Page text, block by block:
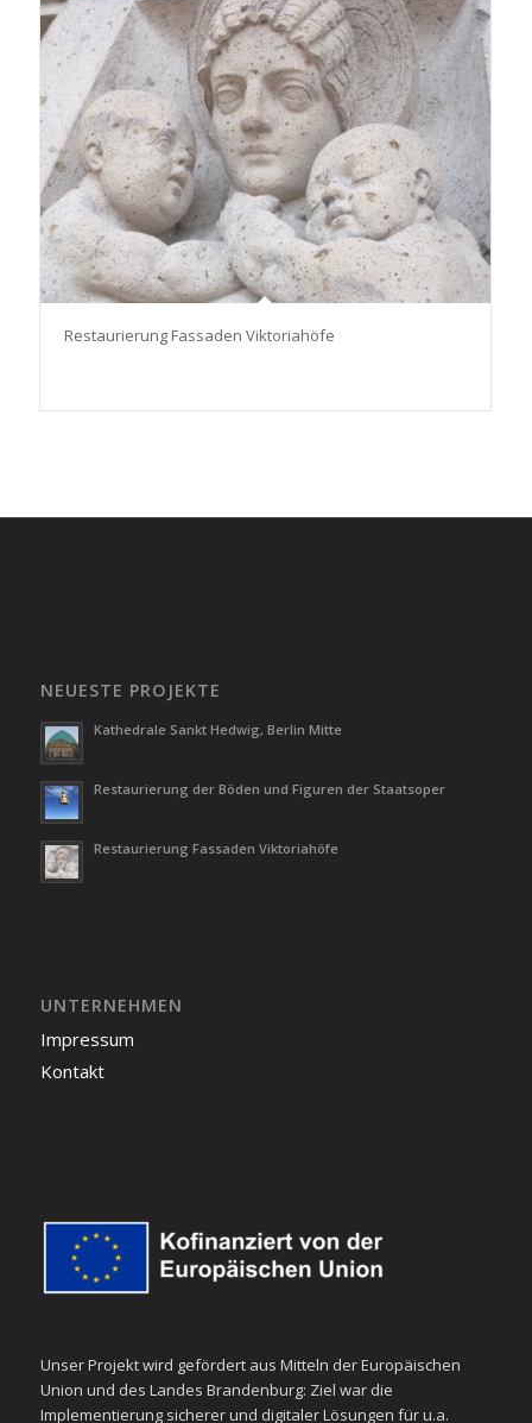
Restaurierung Fassaden Viktoriahöfe
NEUESTE PROJEKTE
Kathedrale Sankt Hedwig, Berlin Mitte
Restaurierung der Böden und Figuren der Staatsoper
Restaurierung Fassaden Viktoriahöfe
UNTERNEHMEN
Impressum
Kontakt
Unser Projekt wird gefördert aus Mitteln der Europäischen
Union und des Landes Brandenburg: Ziel war die
Implementierung sicherer und digitaler Lösungen für u.a.